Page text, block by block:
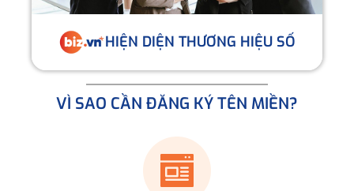
HIỆN DIỆN THƯƠNG HIỆU SỐ
VÌ SAO CẦN ĐĂNG KÝ TÊN MIỀN?